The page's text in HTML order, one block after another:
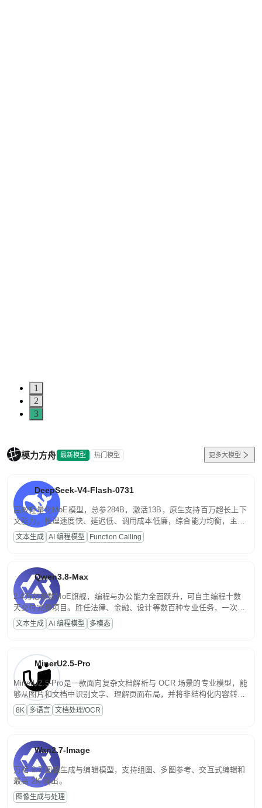
1
2
3
模力方舟 最新模型 热门模型 更多大模型
DeepSeek-V4-Flash-0731
高效轻量化MoE模型，总参284B，激活13B，原生支持百万超长上下
文能力。推理速度快、延迟低、调用成本低廉，综合能力均衡，主打
高并发、轻量化任务，适合日常对话、内容创作、基础 RAG、批量
文案处理等普惠刚需场景。
文本生成 AI 编程模型 Function Calling
Qwen3.8-Max
2.4万亿参数MoE旗舰，编程与办公能力全面跃升，可自主编程十数
天交付完整项目。胜任法律、金融、设计等数百种专业任务，一次对
话端到端交付生产级成果。原生视觉理解贯穿规划、执行与验证全流
程，支持超长文档与长视频的深度语义解析。长程任务中自主规划与
文本生成 AI 编程模型 多模态
MinerU2.5-Pro
MinerU2.5-Pro是一款面向复杂文档解析与 OCR 场景的专业模型，能
够从图片和文档中识别文字、理解页面布局，并将非结构化内容转换
为便于存储、检索和二次处理的结构化结果。
8K 多语言 文档处理/OCR
Wan2.7-Image
万相 2.7 图像生成与编辑模型，支持组图、多图参考、交互式编辑和
最高 2K 输出。
图像生成与处理